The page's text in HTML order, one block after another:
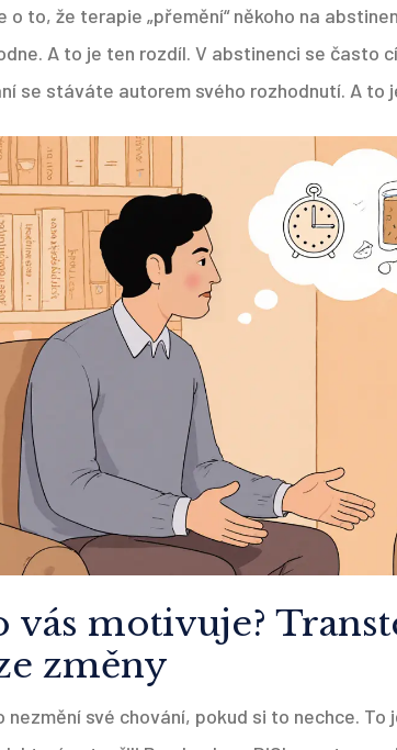
o to, že terapie „přemění“ někoho na
A to je ten rozdíl. V abstinenci se často
se stáváte autorem svého rozhodnutí. A to
vás motivuje?
změny
nezmění své chování, pokud si to nechce.